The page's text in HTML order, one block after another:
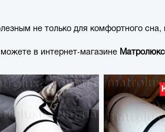
не только для комфортного
в интернет-магазине Матролюкс